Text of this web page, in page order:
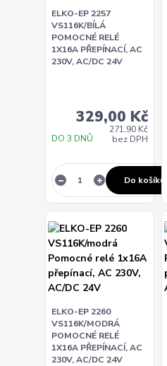
ELKO-EP 2257
VS116K/BÍLÁ
POMOCNÉ RELÉ
1X16A PŘEPÍNACÍ, AC
230V, AC/DC 24V
329,00 Kč
271,90 Kč
bez DPH
DO 3 DNŮ
Do košíku
ELKO-EP 2260
VS116K/MODRÁ
POMOCNÉ RELÉ
1X16A PŘEPÍNACÍ, AC
230V, AC/DC 24V